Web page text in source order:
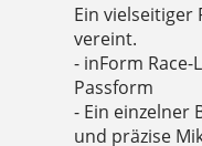
Ein
vereint.
- inForm
Passform
- Ein einzelner
und präzise